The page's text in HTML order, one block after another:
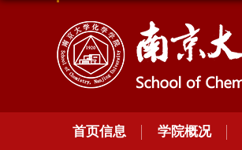
首页信息 学院概况